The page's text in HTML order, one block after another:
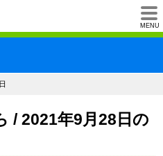
MENU
財団法人石川
/ 2021年9月28日の